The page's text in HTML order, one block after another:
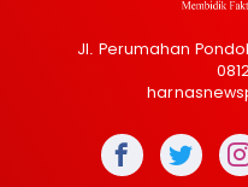
Jl. Perumahan